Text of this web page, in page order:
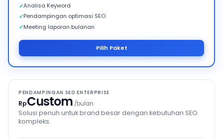
Analisa Keyword
Pendampingan optimasi SEO
Meeting laporan bulanan
Pilih Paket
PENDAMPINGAN SEO ENTERPRISE
RpCustom /bulan
Solusi penuh untuk brand besar dengan kebutuhan SEO
kompleks.